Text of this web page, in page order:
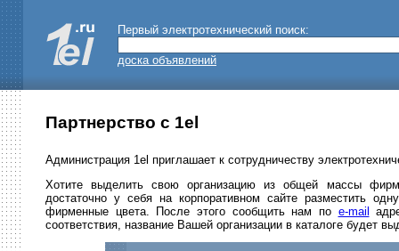
Первый электротехнический поиск:
доска объявлений
Партнерство с 1el
Администрация 1el приглашает к сотрудничеству
Хотите выделить свою организацию из общей массы
достаточно у себя на корпоративном сайте разместить
фирменные цвета. После этого сообщить нам по e-mail
соответствия, название Вашей организации в каталоге будет